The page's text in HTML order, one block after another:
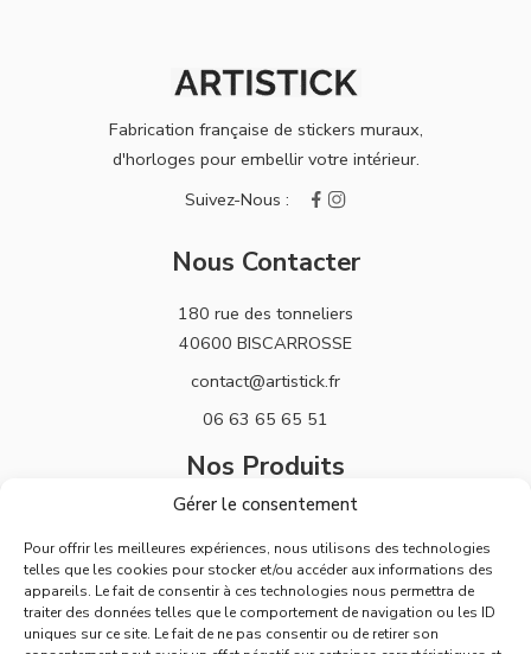
Gérer le consentement
Pour offrir les meilleures expériences, nous utilisons des technologies
telles que les cookies pour stocker et/ou accéder aux informations des
appareils. Le fait de consentir à ces technologies nous permettra de
traiter des données telles que le comportement de navigation ou les ID
uniques sur ce site. Le fait de ne pas consentir ou de retirer son
Fabrication française de stickers muraux,
d'horloges pour embellir votre intérieur.
Nous Contacter
180 rue des tonneliers
40600 BISCARROSSE
contact@artistick.fr
06 63 65 65 51
Nos Produits
Stickers
Horloges
Support